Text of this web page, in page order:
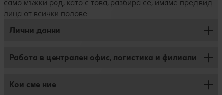
само мъжки род, като с това, разбира се, имаме предвид
лица от всички полове.
Лични данни
Защита на личните данни
Работа в централен офис, логистика и филиали
Работа във филиал
Кои сме ние